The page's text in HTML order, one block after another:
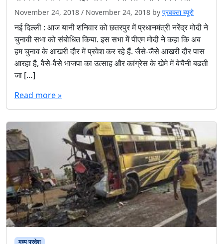
November 24, 2018 / November 24, 2018 by प्रवक्ता ब्यूरो
नई दिल्ली : आज यानी शनिवार को छतरपुर में प्रधानमंत्री नरेंद्र मोदी ने
चुनावी सभा को संबोधित किया. इस सभा में पीएम मोदी ने कहा कि अब
हम चुनाव के आखरी दौर में प्रवेश कर रहे हैं. जैसे-जैसे आखरी दौर पास
आरहा है, वैसे-वैसे भाजपा का उत्साह और कांग्रेस के खेमे में बेचैनी बढती
जा […]
Read more »
मध्य प्रदेश